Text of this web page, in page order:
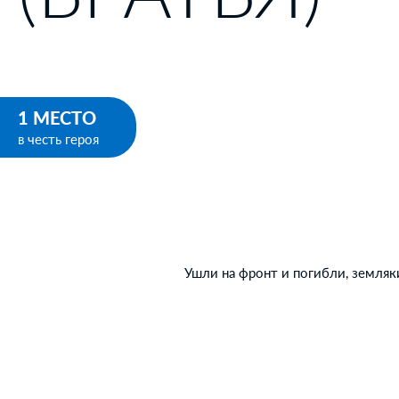
1 МЕСТО
в честь героя
Ушли на фронт и погибли,